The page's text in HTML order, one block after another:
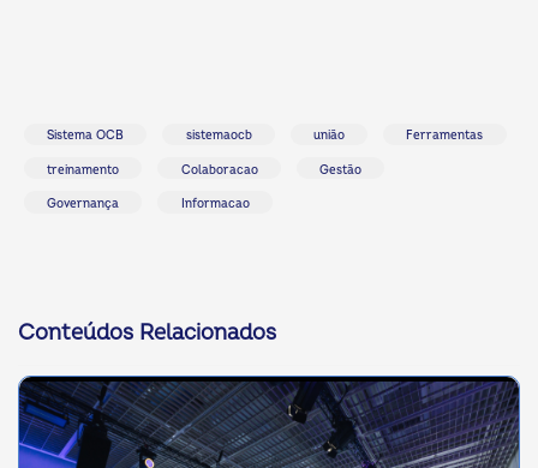
Sistema OCB sistemaocb união Ferramentas
treinamento Colaboracao Gestão
Governança Informacao
Conteúdos Relacionados